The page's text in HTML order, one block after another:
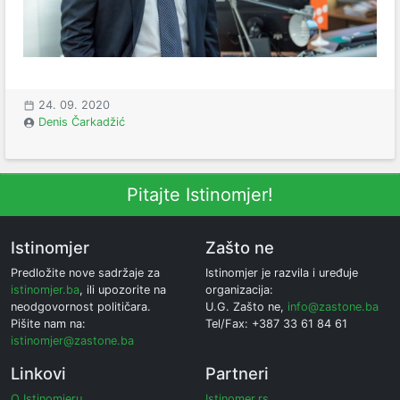
24. 09. 2020
Denis Čarkadžić
Pitajte Istinomjer!
Istinomjer
Predložite nove sadržaje za
istinomjer.ba, ili upozorite na
neodgovornost političara.
Pišite nam na:
istinomjer@zastone.ba
Zašto ne
Istinomjer je razvila i uređuje
organizacija:
U.G. Zašto ne, info@zastone.ba
Tel/Fax: +387 33 61 84 61
Linkovi Partneri